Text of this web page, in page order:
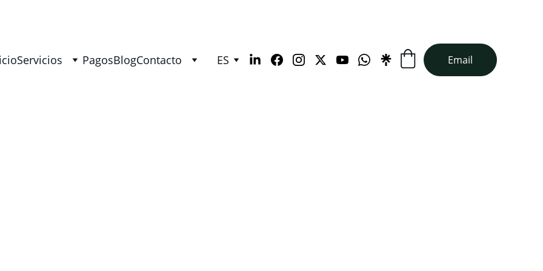
Servicios PagosBlogContacto ES Email